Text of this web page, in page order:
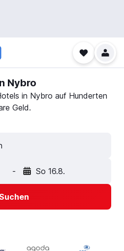
Nybro
in Nybro auf Hunderten
Geld.
- So 16.8.